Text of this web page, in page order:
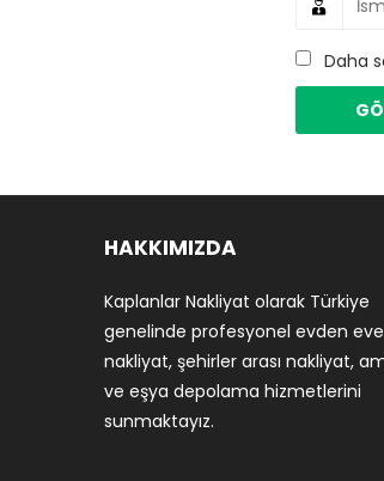
Daha
HAKKIMIZDA
Kaplanlar Nakliyat olarak Türkiye
genelinde profesyonel evden eve
nakliyat, şehirler arası nakliyat,
ve eşya depolama hizmetlerini
sunmaktayız.